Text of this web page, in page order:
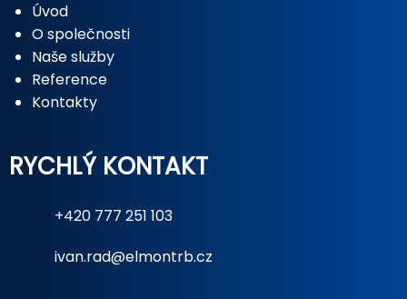
Úvod
O společnosti
Naše služby
Reference
Kontakty
RYCHLÝ KONTAKT
+420 777 251 103
ivan.rad@elmontrb.cz